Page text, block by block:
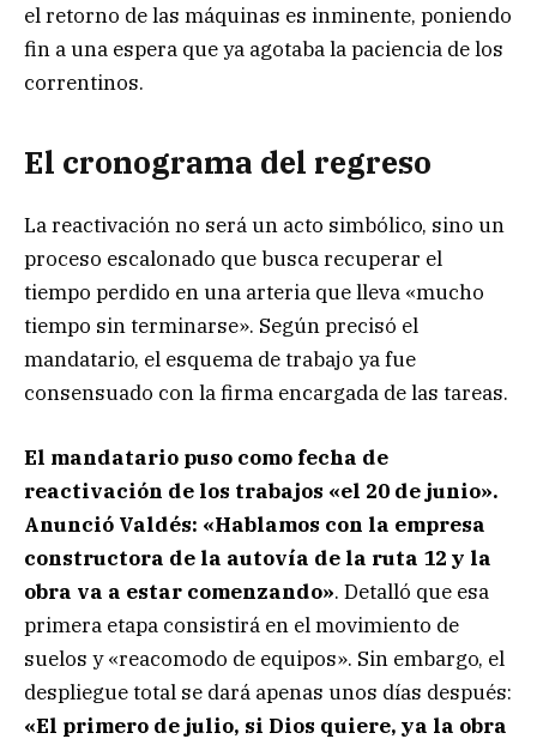
el retorno de las máquinas es inminente, poniendo
fin a una espera que ya agotaba la paciencia de los
correntinos.
El cronograma del regreso
La reactivación no será un acto simbólico, sino un
proceso escalonado que busca recuperar el
tiempo perdido en una arteria que lleva «mucho
tiempo sin terminarse». Según precisó el
mandatario, el esquema de trabajo ya fue
consensuado con la firma encargada de las tareas.
El mandatario puso como fecha de
reactivación de los trabajos «el 20 de junio».
Anunció Valdés: «Hablamos con la empresa
constructora de la autovía de la ruta 12 y la
obra va a estar comenzando». Detalló que esa
primera etapa consistirá en el movimiento de
suelos y «reacomodo de equipos». Sin embargo, el
despliegue total se dará apenas unos días después:
«El primero de julio, si Dios quiere, ya la obra